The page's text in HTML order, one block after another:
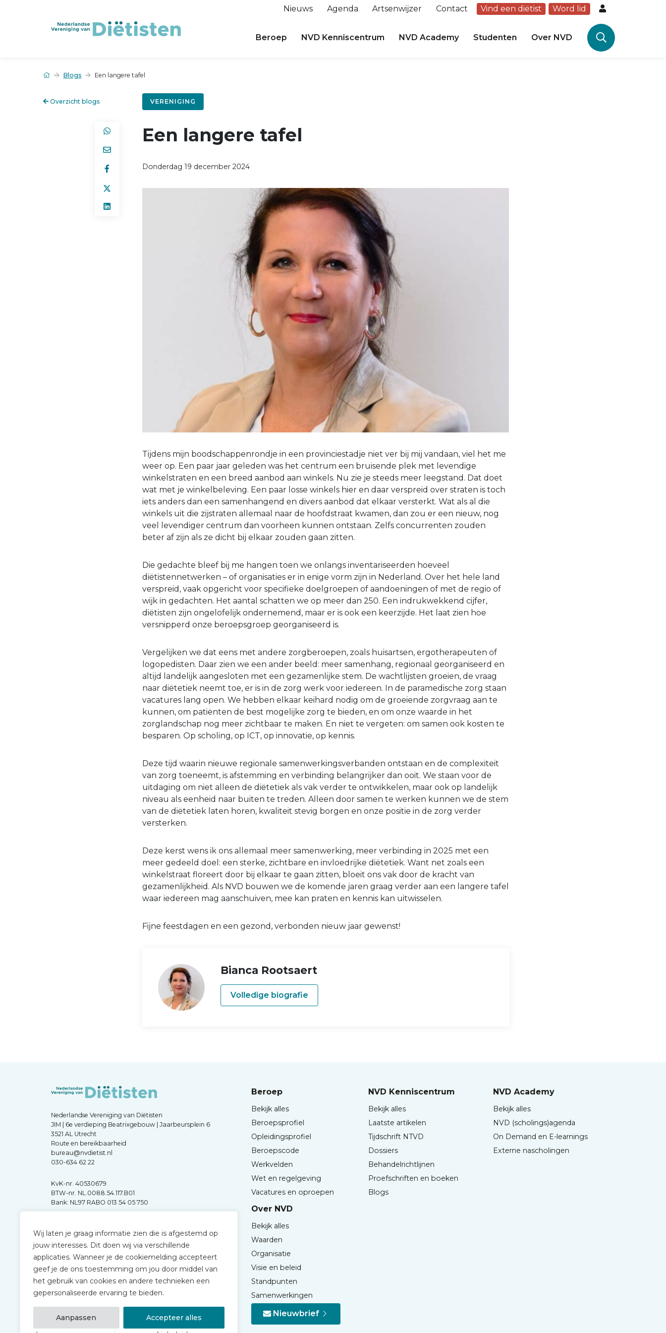
Wij laten je graag informatie zien die is afgestemd op
jouw interesses. Dit doen wij via verschillende
applicaties. Wanneer je de cookiemelding accepteert
geef je de ons toestemming om jou door middel van
het gebruik van cookies en andere technieken een
gepersonaliseerde ervaring te bieden.
Aanpassen
Accepteer alles
Nieuws Agenda Artsenwijzer Contact Vind een diëtist Word lid
Beroep NVD Kenniscentrum NVD Academy Studenten Over NVD
Blogs Een langere tafel
Overzicht blogs VERENIGING
Een langere tafel
Donderdag 19 december 2024
Tijdens mijn boodschappenrondje in een provinciestadje niet ver bij mij vandaan, viel het me
weer op. Een paar jaar geleden was het centrum een bruisende plek met levendige
winkelstraten en een breed aanbod aan winkels. Nu zie je steeds meer leegstand. Dat doet
wat met je winkelbeleving. Een paar losse winkels hier en daar verspreid over straten is toch
iets anders dan een samenhangend en divers aanbod dat elkaar versterkt. Wat als al die
winkels uit die zijstraten allemaal naar de hoofdstraat kwamen, dan zou er een nieuw, nog
veel levendiger centrum dan voorheen kunnen ontstaan. Zelfs concurrenten zouden
beter af zijn als ze dicht bij elkaar zouden gaan zitten.
Die gedachte bleef bij me hangen toen we onlangs inventariseerden hoeveel
diëtistennetwerken – of organisaties er in enige vorm zijn in Nederland. Over het hele land
verspreid, vaak opgericht voor specifieke doelgroepen of aandoeningen of met de regio of
wijk in gedachten. Het aantal schatten we op meer dan 250. Een indrukwekkend cijfer,
diëtisten zijn ongelofelijk ondernemend, maar er is ook een keerzijde. Het laat zien hoe
versnipperd onze beroepsgroep georganiseerd is.
Vergelijken we dat eens met andere zorgberoepen, zoals huisartsen, ergotherapeuten of
logopedisten. Daar zien we een ander beeld: meer samenhang, regionaal georganiseerd en
altijd landelijk aangesloten met een gezamenlijke stem. De wachtlijsten groeien, de vraag
naar diëtetiek neemt toe, er is in de zorg werk voor iedereen. In de paramedische zorg staan
vacatures lang open. We hebben elkaar keihard nodig om de groeiende zorgvraag aan te
kunnen, om patiënten de best mogelijke zorg te bieden, en om onze waarde in het
zorglandschap nog meer zichtbaar te maken. En niet te vergeten: om samen ook kosten te
besparen. Op scholing, op ICT, op innovatie, op kennis.
Deze tijd waarin nieuwe regionale samenwerkingsverbanden ontstaan en de complexiteit
van zorg toeneemt, is afstemming en verbinding belangrijker dan ooit. We staan voor de
uitdaging om niet alleen de diëtetiek als vak verder te ontwikkelen, maar ook op landelijk
niveau als eenheid naar buiten te treden. Alleen door samen te werken kunnen we de stem
van de diëtetiek laten horen, kwaliteit stevig borgen en onze positie in de zorg verder
versterken.
Deze kerst wens ik ons allemaal meer samenwerking, meer verbinding in 2025 met een
meer gedeeld doel: een sterke, zichtbare en invloedrijke diëtetiek. Want net zoals een
winkelstraat floreert door bij elkaar te gaan zitten, bloeit ons vak door de kracht van
gezamenlijkheid. Als NVD bouwen we de komende jaren graag verder aan een langere tafel
waar iedereen mag aanschuiven, mee kan praten en kennis kan uitwisselen.
Fijne feestdagen en een gezond, verbonden nieuw jaar gewenst!
Bianca Rootsaert
Volledige biografie
Nederlandse Vereniging van Diëtisten
JIM | 6e verdieping Beatrixgebouw | Jaarbeursplein 6
3521 AL Utrecht
Route en bereikbaarheid
bureau@nvdietist.nl
030-634 62 22
KvK-nr. 40530679
BTW-nr. NL.0088.54.117.B01
Bank: NL97 RABO 013 54 05 750
Beroep
Bekijk alles
Beroepsprofiel
Opleidingsprofiel
Beroepscode
Werkvelden
Wet en regelgeving
Vacatures en oproepen
NVD Kenniscentrum
Bekijk alles
Laatste artikelen
Tijdschrift NTVD
Dossiers
Behandelrichtlijnen
Proefschriften en boeken
Blogs
NVD Academy
Bekijk alles
NVD (scholings)agenda
On Demand en E-learnings
Externe nascholingen
Over NVD
Bekijk alles
Waarden
Organisatie
Visie en beleid
Standpunten
Samenwerkingen
Nieuwbrief